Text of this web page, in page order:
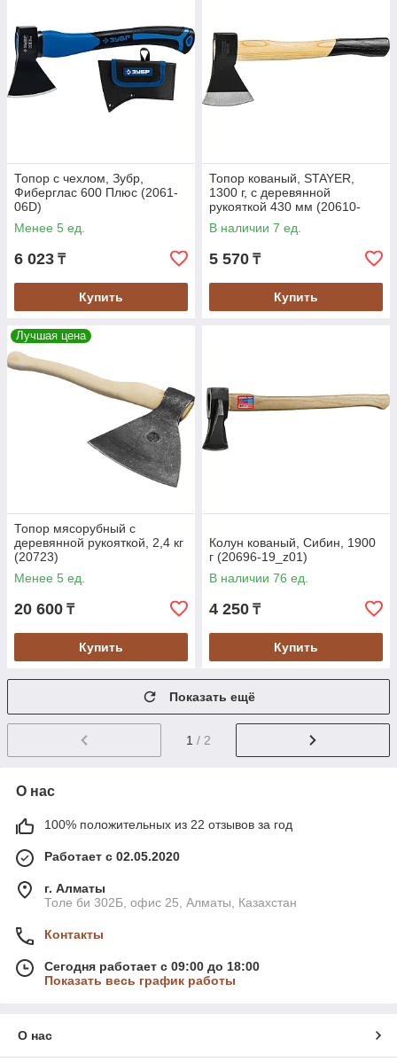
Топор с чехлом, Зубр,
Фиберглас 600 Плюс (2061-
06D)
Менее 5 ед.
6 023 ₸
Купить
Топор кованый, STAYER,
1300 г, с деревянной
рукояткой 430 мм (20610-
13_z01)
В наличии 7 ед.
5 570 ₸
Купить
Лучшая цена
Топор мясорубный с
деревянной рукояткой, 2,4 кг
(20723)
Менее 5 ед.
20 600 ₸
Купить
Колун кованый, Сибин, 1900
г (20696-19_z01)
В наличии 76 ед.
4 250 ₸
Купить
Показать ещё
1 / 2
О нас
100% положительных из 22 отзывов за год
Работает с 02.05.2020
г. Алматы
Толе би 302Б, офис 25, Алматы, Казахстан
Контакты
Сегодня работает с 09:00 до 18:00
Показать весь график работы
О нас